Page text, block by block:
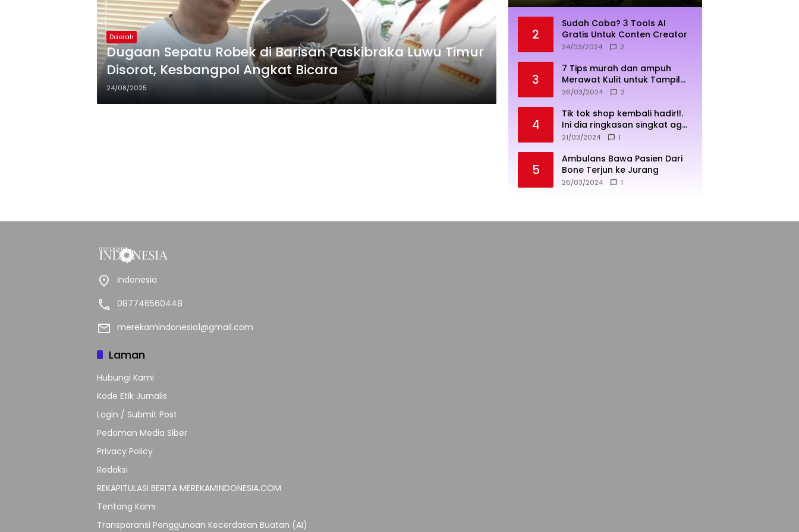
Daerah
Dugaan Sepatu Robek di Barisan Paskibraka Luwu Timur
Disorot, Kesbangpol Angkat Bicara
24/08/2025
2
Sudah Coba? 3 Tools AI
Gratis Untuk Conten Creator
24/03/2024 2
3
7 Tips murah dan ampuh
Merawat Kulit untuk Tampil
Sehat dan Cerah
26/03/2024 2
4
Tik tok shop kembali hadir!!.
Ini dia ringkasan singkat agar
penjualan lebih sukses
21/03/2024 1
5
Ambulans Bawa Pasien Dari
Bone Terjun ke Jurang
26/03/2024 1
Indonesia
087746560448
merekamindonesia1@gmail.com
Laman
Hubungi Kami
Kode Etik Jurnalis
Login / Submit Post
Pedoman Media Siber
Privacy Policy
Redaksi
REKAPITULASI BERITA MEREKAMINDONESIA.COM
Tentang Kami
Transparansi Penggunaan Kecerdasan Buatan (AI)